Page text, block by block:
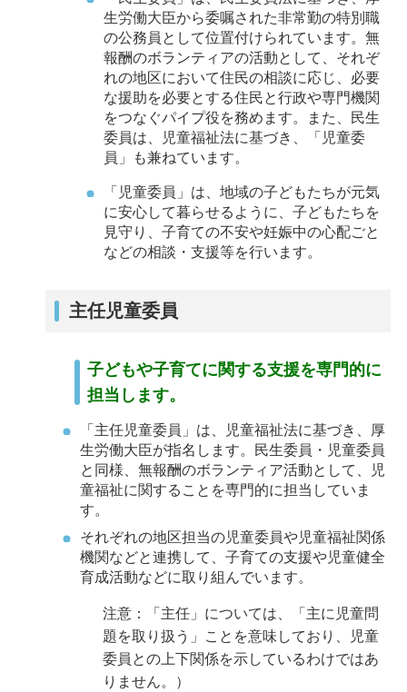
生労働大臣から委嘱された非常勤の特別職
の公務員として位置付けられています。無
報酬のボランティアの活動として、それぞ
れの地区において住民の相談に応じ、必要
な援助を必要とする住民と行政や専門機関
をつなぐパイプ役を務めます。また、民生
委員は、児童福祉法に基づき、「児童委
員」も兼ねています。
「児童委員」は、地域の子どもたちが元気
に安心して暮らせるように、子どもたちを
見守り、子育ての不安や妊娠中の心配ごと
などの相談・支援等を行います。
主任児童委員
子どもや子育てに関する支援を専門的に
担当します。
「主任児童委員」は、児童福祉法に基づき、厚
生労働大臣が指名します。民生委員・児童委員
と同様、無報酬のボランティア活動として、児
童福祉に関することを専門的に担当していま
す。
それぞれの地区担当の児童委員や児童福祉関係
機関などと連携して、子育ての支援や児童健全
育成活動などに取り組んでいます。
注意：「主任」については、「主に児童問
題を取り扱う」ことを意味しており、児童
委員との上下関係を示しているわけではあ
りません。）